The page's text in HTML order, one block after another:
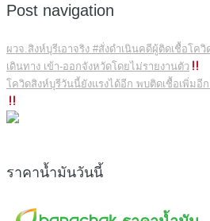
Post navigation
ผวจ.สิงห์บุรีเอาจริง #สั่งดำเนินคดีผู้ติดเชื้อโค
เดินทาง เข้า-ออกจังหวัดโดยไม่รายงานตัว
โควิดสิงห์บุรีวันนี้ยังแรงได้อีก พบติดเชื้อเพิ่มอี
ราคาน้ำมันวันนี้